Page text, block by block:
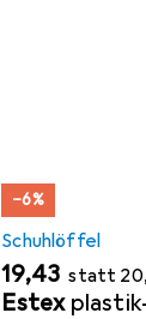
−6%
Schuhlöffel
EUR
19,43 statt
Estex